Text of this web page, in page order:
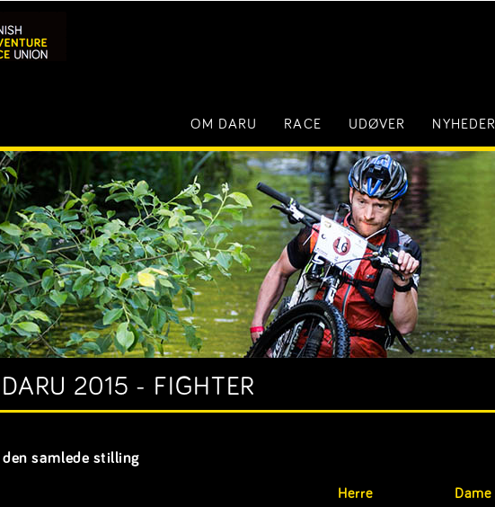
OM DARU RACE UDØVER NYHEDER
2015 - FIGHTER
samlede stilling
Herre Dame